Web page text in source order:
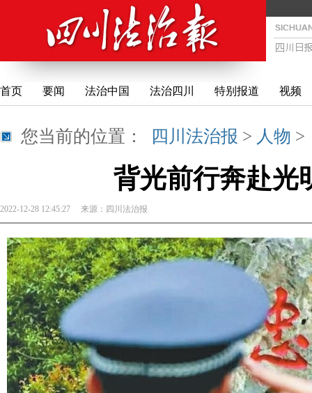
首页 要闻 法治中国 法治四川 特别报道 视频
您当前的位置： 四川法治报 > 人物
背光前行奔赴光
2022-12-28 12:45:27 来源： 四川法治报